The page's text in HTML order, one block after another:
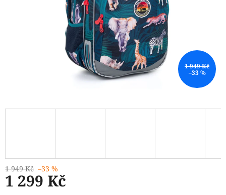
1 949 Kč
–33 %
1 949 Kč –33 %
1 299 Kč